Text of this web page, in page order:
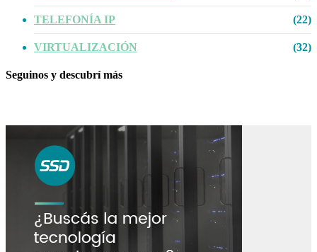
TELEFONÍA IP (22)
VIRTUALIZACIÓN (32)
Seguinos y descubrí más